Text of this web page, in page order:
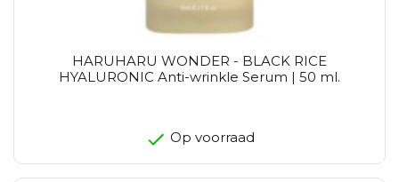
HARUHARU WONDER - BLACK RICE
HYALURONIC Anti-wrinkle Serum | 50 ml.
Op voorraad